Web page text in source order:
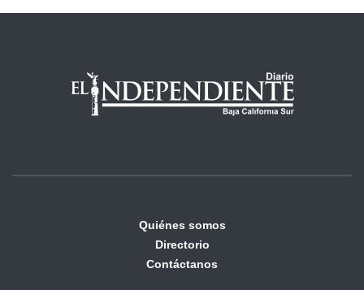
Quiénes somos
Directorio
Contáctanos